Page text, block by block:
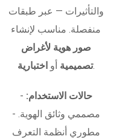
والتأثيرات — عبر طبقات
منفصلة. مناسب لإنشاء
صور هوية لأغراض
تصميمية أو اختبارية .
حالات الاستخدام: -
مصممي وثائق الهوية. -
مطوري أنظمة التعرف